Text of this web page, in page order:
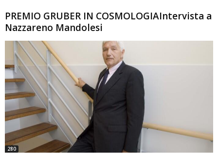
PREMIO GRUBER IN COSMOLOGIAIntervista a
Nazzareno Mandolesi
280